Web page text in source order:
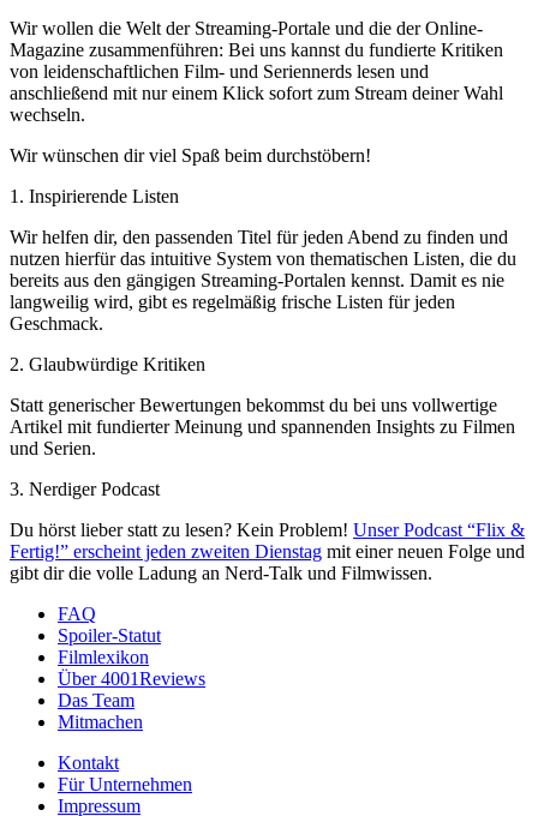
Wir wollen die Welt der Streaming-Portale und die der Online-
Magazine zusammenführen: Bei uns kannst du fundierte Kritiken
von leidenschaftlichen Film- und Seriennerds lesen und
anschließend mit nur einem Klick sofort zum Stream deiner Wahl
wechseln.
Wir wünschen dir viel Spaß beim durchstöbern!
1. Inspirierende Listen
Wir helfen dir, den passenden Titel für jeden Abend zu finden und
nutzen hierfür das intuitive System von thematischen Listen, die du
bereits aus den gängigen Streaming-Portalen kennst. Damit es nie
langweilig wird, gibt es regelmäßig frische Listen für jeden
Geschmack.
2. Glaubwürdige Kritiken
Statt generischer Bewertungen bekommst du bei uns vollwertige
Artikel mit fundierter Meinung und spannenden Insights zu Filmen
und Serien.
3. Nerdiger Podcast
Du hörst lieber statt zu lesen? Kein Problem! Unser Podcast “Flix &
Fertig!” erscheint jeden zweiten Dienstag mit einer neuen Folge und
gibt dir die volle Ladung an Nerd-Talk und Filmwissen.
FAQ
Spoiler-Statut
Filmlexikon
Über 4001Reviews
Das Team
Mitmachen
Kontakt
Für Unternehmen
Impressum